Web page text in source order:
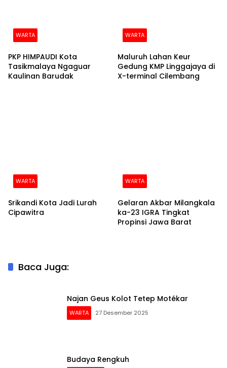
WARTA
PKP HIMPAUDI Kota
Tasikmalaya Ngaguar
Kaulinan Barudak
WARTA
Maluruh Lahan Keur
Gedung KMP Linggajaya di
X-terminal Cilembang
WARTA
Srikandi Kota Jadi Lurah
Cipawitra
WARTA
Gelaran Akbar Milangkala
ka-23 IGRA Tingkat
Propinsi Jawa Barat
Baca Juga:
Najan Geus Kolot Tetep Motékar
WARTA 27 Desember 2025
Budaya Rengkuh